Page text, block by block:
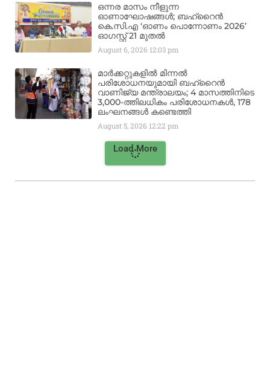
ഒന്നര മാസം നീളുന്ന
ഓണാഘോഷങ്ങൾ; ബഹ്‌റൈൻ
കെ.സി.എ ‘ഓണം പൊന്നോണം 2026’
ഓഗസ്റ്റ് 21 മുതൽ
August 6, 2026 12:03 pm
മാർക്കറ്റുകളിൽ മിന്നൽ
പരിശോധനയുമായി ബഹ്‌റൈൻ
വാണിജ്യ മന്ത്രാലയം; 4 മാസത്തിനിടെ
3,000-ത്തിലധികം പരിശോധനകൾ, 178
ലംഘനങ്ങൾ കണ്ടെത്തി
August 5, 2026 12:22 pm
Load More